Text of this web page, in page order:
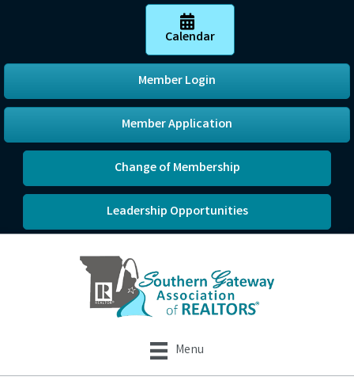
Calendar
Member Login
Member Application
Change of Membership
Leadership Opportunities
Menu